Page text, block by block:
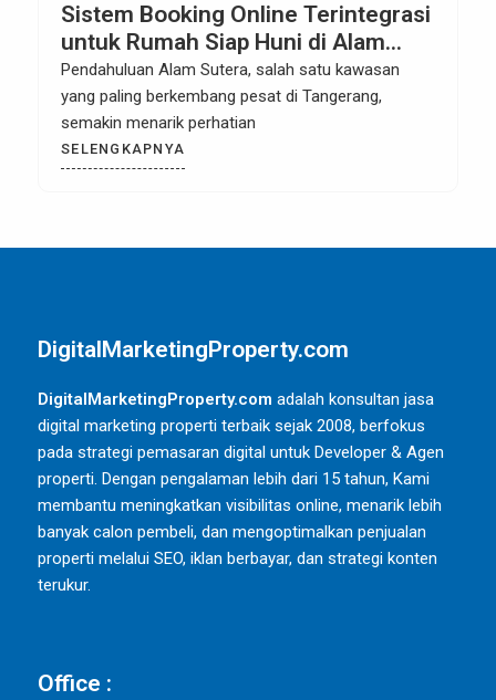
Sistem Booking Online Terintegrasi
untuk Rumah Siap Huni di Alam
Sutera
Pendahuluan Alam Sutera, salah satu kawasan
yang paling berkembang pesat di Tangerang,
semakin menarik perhatian
SELENGKAPNYA
DigitalMarketingProperty.com
DigitalMarketingProperty.com adalah konsultan jasa
digital marketing properti terbaik sejak 2008, berfokus
pada strategi pemasaran digital untuk Developer & Agen
properti. Dengan pengalaman lebih dari 15 tahun, Kami
membantu meningkatkan visibilitas online, menarik lebih
banyak calon pembeli, dan mengoptimalkan penjualan
properti melalui SEO, iklan berbayar, dan strategi konten
terukur.
Office :